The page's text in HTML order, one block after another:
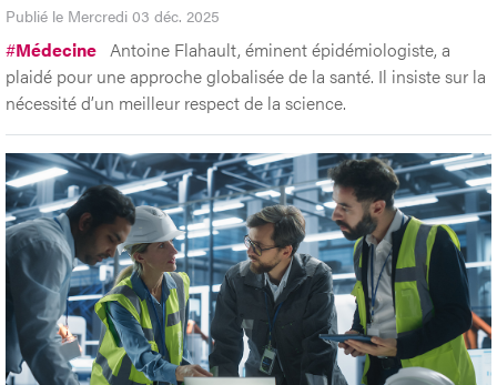
Publié le Mercredi 03 déc. 2025
#Médecine Antoine Flahault, éminent épidémiologiste, a
plaidé pour une approche globalisée de la santé. Il insiste sur la
nécessité d’un meilleur respect de la science.